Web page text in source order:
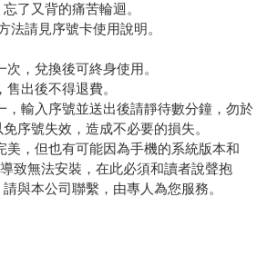
了又背的痛苦輪迴。
法請見序號卡使用說明。
，兌換後可終身使用。
出後不得退費。
輸入序號並送出後請靜待數分鐘，勿於
序號失效，造成不必要的損失。
，但也有可能因為手機的系統版本和
導致無法安裝，在此必須和讀者說聲抱
與本公司聯繫，由專人為您服務。